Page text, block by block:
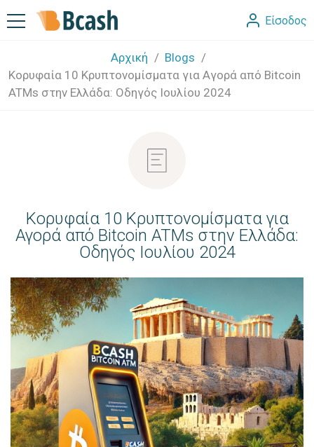
Είσοδος
Αρχική
Blogs
Κορυφαία 10 Κρυπτονομίσματα για Αγορά από Bitcoin
ATMs στην Ελλάδα: Οδηγός Ιουλίου 2024
Κορυφαία 10 Κρυπτονομίσματα για
Αγορά από Bitcoin ATMs στην Ελλάδα:
Οδηγός Ιουλίου 2024